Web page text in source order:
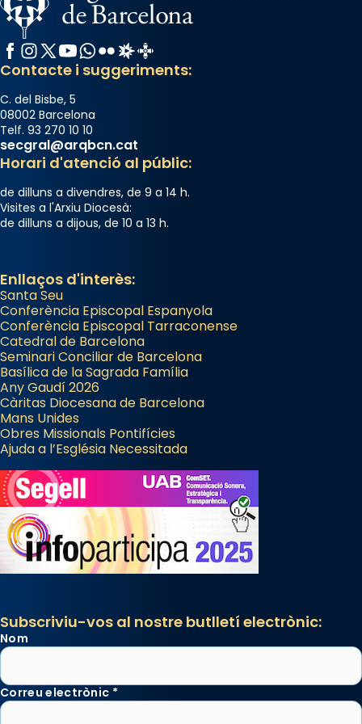
Facebook
Instagram
X / Twitter
YouTube
WhatsApp
FlickrRadio Estel
Catalunya Cristiana
Contacte i suggeriments:
C. del Bisbe, 5
08002 Barcelona
Telf. 93 270 10 10
secgral@arqbcn.cat
Horari d'atenció al públic:
de dilluns a divendres, de 9 a 14 h.
Visites a l'Arxiu Diocesà:
de dilluns a dijous, de 10 a 13 h.
Enllaços d'interès:
Santa Seu
Conferència Episcopal Espanyola
Conferència Episcopal Tarraconense
Catedral de Barcelona
Seminari Conciliar de Barcelona
Basílica de la Sagrada Família
Any Gaudí 2026
Càritas Diocesana de Barcelona
Mans Unides
Obres Missionals Pontifícies
Ajuda a l’Església Necessitada
Subscriviu-vos al nostre butlletí electrònic:
Nom
Correu electrònic *